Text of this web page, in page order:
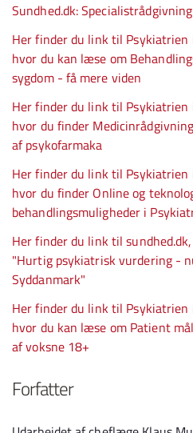
Sundhed.dk: Specialistrådgivning
Her finder du link til Psykiatrien
hvor du kan læse om
sygdom - få mere viden
Her finder du link til Psykiatrien
hvor du finder
af psykofarmaka
Her finder du link til Psykiatrien
hvor du finder Online og
behandlingsmuligheder i
Her finder du link til
"Hurtig psykiatrisk vurdering -
Syddanmark"
Her finder du link til Psykiatrien
hvor du kan læse om Patient
af voksne 18+
Forfatter